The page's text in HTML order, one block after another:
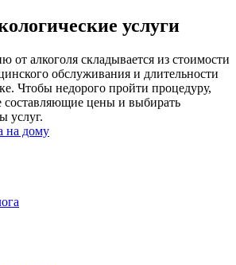
услуги
от алкоголя складывается из стоимости
обслуживания и длительности
Чтобы недорого пройти процедуру,
составляющие цены и выбирать
услуг.
на дому